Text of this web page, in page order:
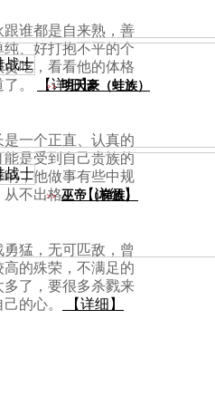
跟谁都是自来熟，善
纯、好打抱不平的个
贪吃，看看他的体格
。
【详细】
>> 明天豪（蛙族）
是一个正直、认真的
能是受到自己贵族的
响，他做事有些中规
从不出格。【详细】
>> 巫帝（梯族）
勇猛，无可匹敌，曾
高的殊荣，不满足的
多了，要很多杀戮来
的心。
【详细】